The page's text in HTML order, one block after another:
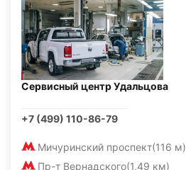
Сервисный центр Удальцова
+7 (499) 110-86-79
Мичуринский проспект(116 м)
Пр-т Вернадского(1,49 км)